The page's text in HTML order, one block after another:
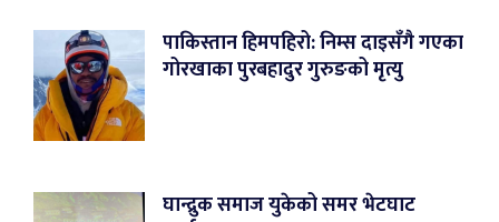
पाकिस्तान हिमपहिरो: निम्स दाइसँगै गएका
गोरखाका पुरबहादुर गुरुङको मृत्यु
घान्द्रुक समाज युकेको समर भेटघाट